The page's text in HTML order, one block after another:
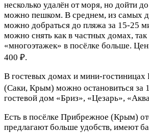
несколько удалён от моря, но дойти
можно пешком. В среднем, из самых
можно добраться до пляжа за 15-25
можно снять как в частных домах, так
«многоэтажек» в посёлке больше.
400 ₽.
В гостевых домах и мини-
(Саки, Крым) можно остановиться за
гостевой дом «Бриз», «Цезарь»,
Есть в посёлке Прибрежное (Крым)
предлагают больше удобств, имеют